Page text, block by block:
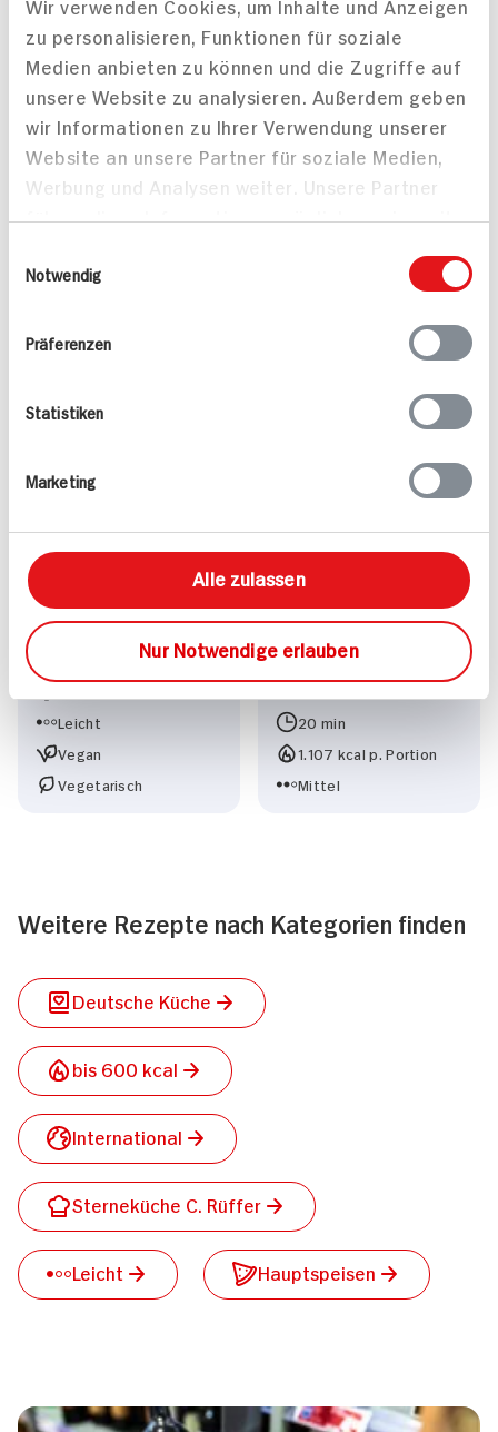
Wir verwenden Cookies, um Inhalte und Anzeigen
zu personalisieren, Funktionen für soziale
Medien anbieten zu können und die Zugriffe auf
unsere Website zu analysieren. Außerdem geben
wir Informationen zu Ihrer Verwendung unserer
Website an unsere Partner für soziale Medien,
Werbung und Analysen weiter. Unsere Partner
führen diese Informationen möglicherweise mit
bereitgestellt haben oder die sie im Rahmen
Notwendig
Präferenzen
Statistiken
Marketing
Alle zulassen
Nur Notwendige erlauben
Mehr anzeigen
Alle Rezepte Mehr
Pikante Nackensteaks Mandel-Rotbarsch
725 kcal p. Portion
Amaranth
Leicht
Vegan
Vegetarisch
Feuerfleisch
20 min
1.107 kcal p. Portion
Mittel
Weitere Rezepte nach Kategorien finden
Deutsche Küche
bis 600 kcal
International
Sterneküche C. Rüffer
Leicht Hauptspeisen